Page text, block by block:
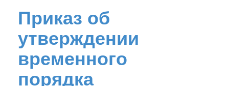
Приказ об
утверждении
временного
порядка